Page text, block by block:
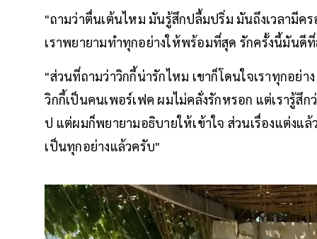
"ถามว่าตื่นเต้นไหม มันรู้สึกปลื้มปริ่ม มันถึงเวลามีค
เราพยายามทำทุกอย่างให้พร้อมที่สุด รักครั้งนี้มันดี
"ส่วนที่ถามว่าวิกกี้น่ารักไหม เขาก็โดนใจเราทุกอย่า
วิกกี้เป็นคนเพอร์เฟค ผมไม่คลั่งรักหรอก แต่เรารู้สึ
ป แต่ผมก็พยายามอธิบายให้เข้าใจ ส่วนเรื่องแต่ง
เป็นทุกอย่างแล้วครับ"